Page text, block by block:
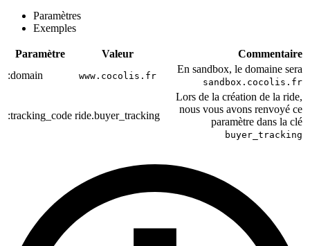
Paramètres
Exemples
Paramètre Valeur
Commentaire
:domain
www.cocolis.fr
En sandbox, le domaine sera
sandbox.cocolis.fr
:tracking_code ride.buyer_tracking
Lors de la création de la ride,
nous vous avons renvoyé ce
paramètre dans la clé
buyer_tracking